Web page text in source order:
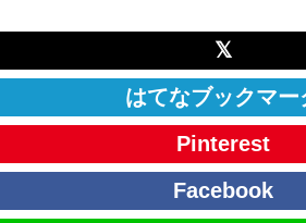
𝕏
はてなブックマー
Pinterest
Facebook